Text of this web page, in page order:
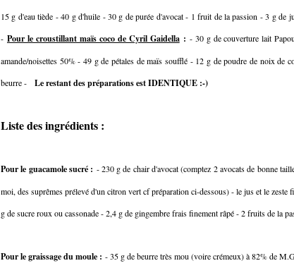
15 g d'eau tiède - 40 g d'huile - 30 g de purée d'avocat - 1 fruit de la passion - 3 g de
- Pour le croustillant maïs coco de Cyril Gaidella: - 30 g de couverture lait
amande/noisettes 50% - 49 g de pétales de maïs soufflé - 12 g de poudre de noix de
beurre - Le restant des préparations est IDENTIQUE :-)
Liste des ingrédients :
Pour le guacamole sucré : - 230 g de chair d'avocat (comptez 2 avocats de bonne
moi, des suprêmes prélevé d'un citron vert cf préparation ci-dessous) - le jus et le
g de sucre roux ou cassonade - 2,4 g de gingembre frais finement râpé - 2 fruits de la
Pour le graissage du moule : - 35 g de beurre très mou (voire crémeux) à 82% de